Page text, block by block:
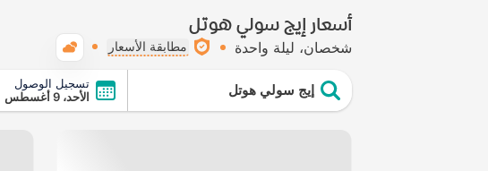
أسعار إيج سولي هوتل
شخصان ليلة واحدة مطابقة الأسعار
إيج سولي هوتل
تسجيل الوصول
الأحد، 9 أغسطس